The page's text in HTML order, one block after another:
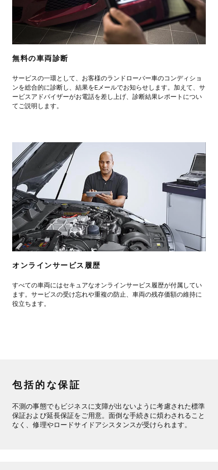
無料の車両診断
サービスの一環として、お客様のランドローバー車のコンディショ
ンを総合的に診断し、結果をEメールでお知らせします。加えて、サ
ービスアドバイザーがお電話を差し上げ、診断結果レポートについ
てご説明します。
オンラインサービス履歴
すべての車両にはセキュアなオンラインサービス履歴が付属してい
ます。サービスの受け忘れや重複の防止、車両の残存価額の維持に
役立ちます。
包括的な保証
不測の事態でもビジネスに支障が出ないように考慮された標準
保証および延長保証をご用意。面倒な手続きに煩わされること
なく、修理やロードサイドアシスタンスが受けられます。